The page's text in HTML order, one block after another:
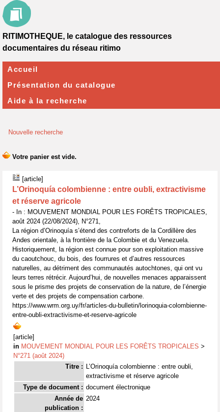
Nouvelle recherche
[article]
L’Orinoquía colombienne : entre oubli, extractivisme
et réserve agricole
- In : MOUVEMENT MONDIAL POUR LES FORÊTS TROPICALES,
août 2024 (22/08/2024), N°271,
La région d’Orinoquía s’étend des contreforts de la Cordillère des
Andes orientale, à la frontière de la Colombie et du Venezuela.
Historiquement, la région est connue pour son exploitation massive
du caoutchouc, du bois, des fourrures et d’autres ressources
naturelles, au détriment des communautés autochtones, qui ont vu
leurs terres rétrécir. Aujourd’hui, de nouvelles menaces apparaissent
sous le prisme des projets de conservation de la nature, de l’énergie
verte et des projets de compensation carbone.
https://www.wrm.org.uy/fr/articles-du-bulletin/lorinoquia-colombienne-
entre-oubli-extractivisme-et-reserve-agricole
[article]
in MOUVEMENT MONDIAL POUR LES FORÊTS TROPICALES >
N°271 (août 2024)
Titre : L’Orinoquía colombienne : entre oubli,
extractivisme et réserve agricole
Type de document : document électronique
Année de
publication :
2024
RITIMOTHEQUE, le catalogue des ressources
documentaires du réseau ritimo
Accueil
Présentation du catalogue
Aide à la recherche